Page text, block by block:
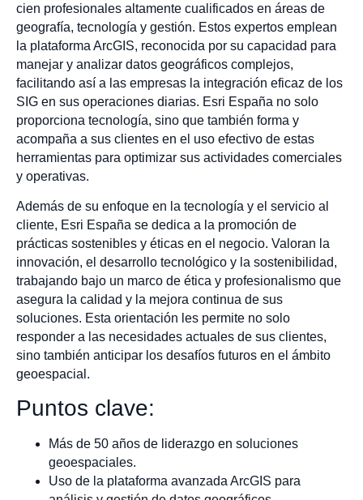
cien profesionales altamente cualificados en áreas de
geografía, tecnología y gestión. Estos expertos emplean
la plataforma ArcGIS, reconocida por su capacidad para
manejar y analizar datos geográficos complejos,
facilitando así a las empresas la integración eficaz de los
SIG en sus operaciones diarias. Esri España no solo
proporciona tecnología, sino que también forma y
acompaña a sus clientes en el uso efectivo de estas
herramientas para optimizar sus actividades comerciales
y operativas.
Además de su enfoque en la tecnología y el servicio al
cliente, Esri España se dedica a la promoción de
prácticas sostenibles y éticas en el negocio. Valoran la
innovación, el desarrollo tecnológico y la sostenibilidad,
trabajando bajo un marco de ética y profesionalismo que
asegura la calidad y la mejora continua de sus
soluciones. Esta orientación les permite no solo
responder a las necesidades actuales de sus clientes,
sino también anticipar los desafíos futuros en el ámbito
geoespacial.
Puntos clave:
Más de 50 años de liderazgo en soluciones
geoespaciales.
Uso de la plataforma avanzada ArcGIS para